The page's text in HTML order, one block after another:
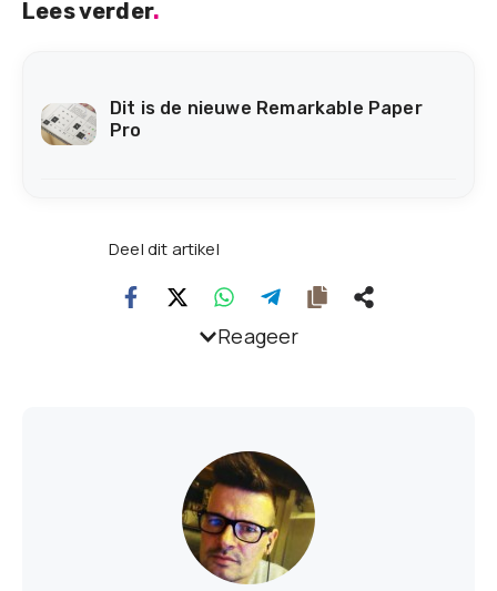
Lees verder.
Dit is de nieuwe Remarkable Paper
Pro
Deel dit artikel
Reageer